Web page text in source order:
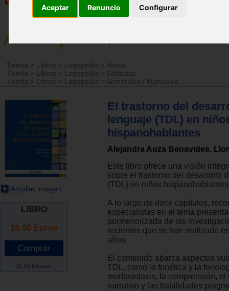
Aceptar Renuncio Configurar
Tienda > Libros > Logopedia > Afasia
Tienda
> Libros > Logopedia > Disfasias
Tienda
> Libros > Logopedia > Generales / Manuales
Ampliar imagen
LIBRO
19.50 Euros
21.63 Dólares*
El trastorno del
lenguaje (TDL) en
hispanohablantes
Alejandra Auza Benavides,
Este libro ofrece una visión
sobre el trastorno del desarrollo
(TDL) en niños
A lo largo de doce capítulos,
especialistas en el tema
pormenorizada de las
recientes que se han realizado
años.
El contenido abarca aspectos
TDL, como la fonética y la
morfosintaxis, la comprensión, el
narrativo y las habilidades